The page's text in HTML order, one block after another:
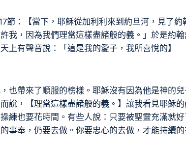
節：【當下，耶穌從加利利來到約旦河，見了
我，因為我們理當這樣盡諸般的義。」於是約
上有聲音說：「這是我的愛子，我所喜悅的】
也帶來了順服的榜樣。耶穌沒有因為他是神的
說，【理當這樣盡諸般的義。】讓我看見耶穌
練也要花時間。有些人說：只要被聖靈充滿就
事奉，仍要去做。你要忠心的去做，才能持續